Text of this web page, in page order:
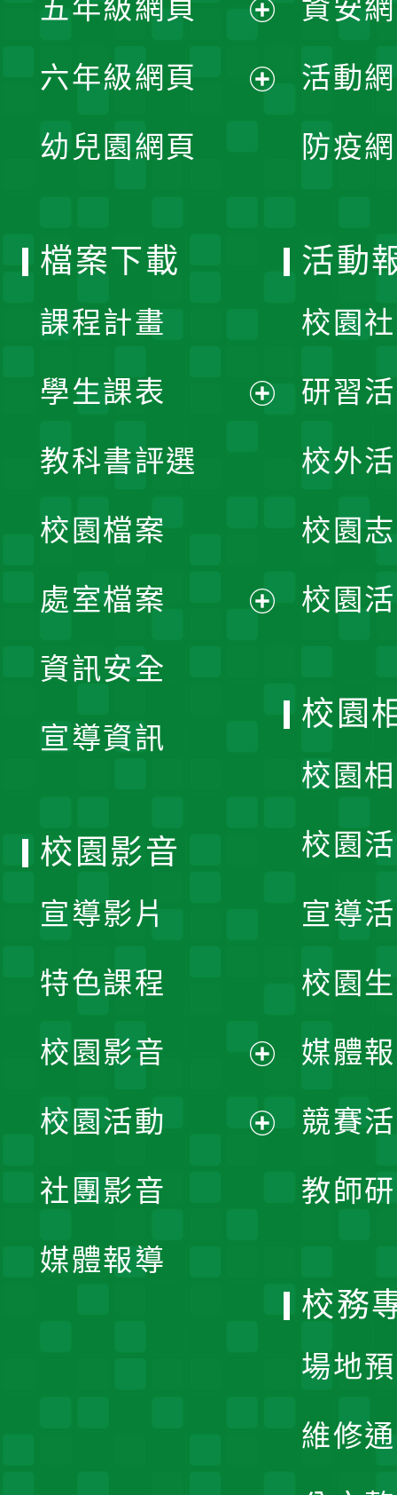
選
單
開
選
五年級網頁
開
六年級網頁
幼兒園網頁
資安
活動
防疫
檔案下載
課程計畫
學生課表
單
教科書評選
校園檔案
處室檔案
資訊安全
宣導資訊
活動
校園
研習
校外
校園
校園
校園
校園
校園
宣導
校園
媒體
競賽
教師
校園影音
宣導影片
特色課程
校園影音
開
校園活動
社團影音
媒體報導
校務
場地
維修